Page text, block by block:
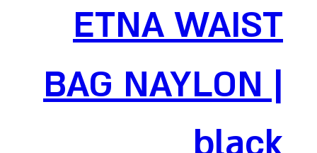
ETNA WAIST
BAG NAYLON |